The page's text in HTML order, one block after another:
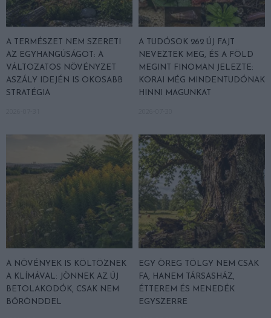
A TERMÉSZET NEM SZERETI
AZ EGYHANGÚSÁGOT: A
VÁLTOZATOS NÖVÉNYZET
ASZÁLY IDEJÉN IS OKOSABB
STRATÉGIA
A TUDÓSOK 262 ÚJ FAJT
NEVEZTEK MEG, ÉS A FÖLD
MEGINT FINOMAN JELEZTE:
KORAI MÉG MINDENTUDÓNAK
HINNI MAGUNKAT
A NÖVÉNYEK IS KÖLTÖZNEK
A KLÍMÁVAL: JÖNNEK AZ ÚJ
BETOLAKODÓK, CSAK NEM
BŐRÖNDDEL
EGY ÖREG TÖLGY NEM CSAK
FA, HANEM TÁRSASHÁZ,
ÉTTEREM ÉS MENEDÉK
EGYSZERRE